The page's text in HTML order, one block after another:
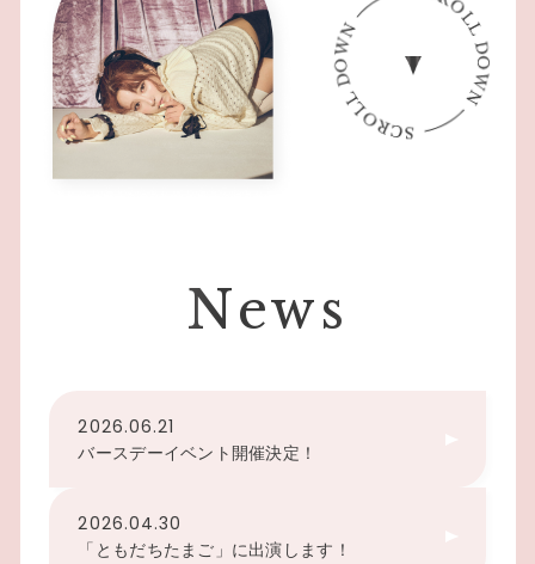
News
2026.06.21
バースデーイベント開催決定！
2026.04.30
「ともだちたまご」に出演します！